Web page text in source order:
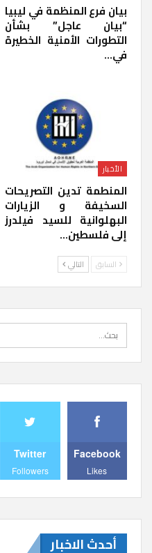
بيان فرع المنظمة في ليبيا
“بيان عاجل” بشأن
التطورات الأمنية الخطيرة
في…
الأخبار
المنطمة تدين التصريحات
السخيفة و الزيارات
البهلوانية للسيد فيلدرز
إلى فلسطين…
السابق التالي
Facebook
Likes
Twitter
Followers
أحدث الاخبار